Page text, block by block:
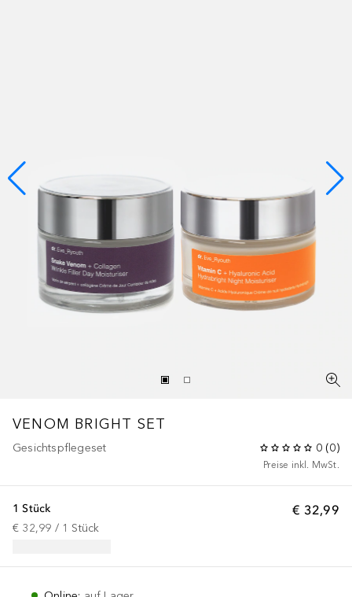
VENOM BRIGHT SET
Gesichtspflegeset 0 (0)
Preise inkl. MwSt.
€ 32,99
1 Stück
€ 32,99 / 1 Stück